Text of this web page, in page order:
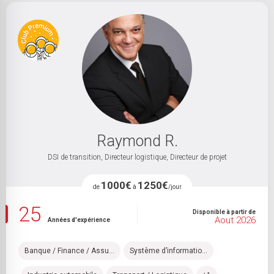
Sélectionnez une ou plusieurs spécialité(s)
Sélectionnez un ou plusieurs métier(s)
800 € 1700 €
15 à 30 ans + de 30 ans
Raymond R.
DSI de transition, Directeur logistique, Directeur de projet
de 1000€ à 1250€/jour
25 Années d'expérience
Disponible à partir de
Aout 2026
Banque / Finance / Assu... Système d’informatio...